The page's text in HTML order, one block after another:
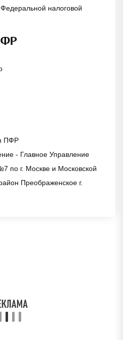
налоговой
ПФР
- Главное Управление
по г. Москве и Московской
Преображенское г.